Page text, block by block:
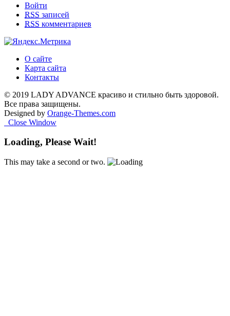
Войти
RSS записей
RSS комментариев
О сайте
Карта сайта
Контакты
© 2019 LADY ADVANCE красиво и стильно быть здоровой.
Все права защищены.
Designed by Orange-Themes.com
Close Window
Loading, Please Wait!
This may take a second or two.